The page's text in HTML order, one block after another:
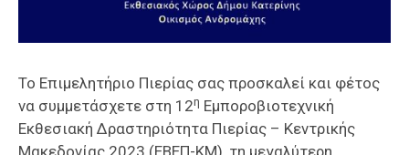
Το Επιμελητήριο Πιερίας σας προσκαλεί και φέτος
να συμμετάσχετε στη 12η Εμποροβιοτεχνική
Εκθεσιακή Δραστηριότητα Πιερίας – Κεντρικής